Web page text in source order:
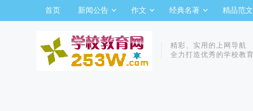
首页 新闻公告 作文 经典名著 精品范文
精彩、实用的上网导航
全力打造优秀的学校教